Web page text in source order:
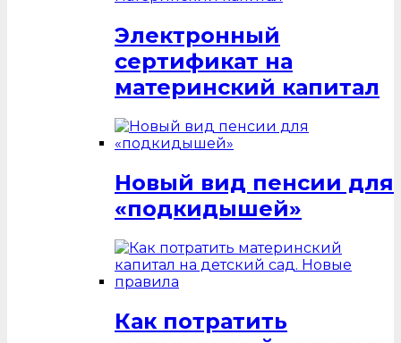
Электронный
сертификат на
материнский капитал
Новый вид пенсии для
«подкидышей»
Как потратить